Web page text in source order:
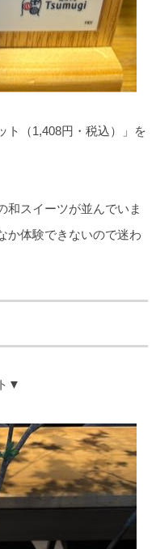
ト（1,408円・税込）」を
和スイーツが並んでいま
か体験できないので迷わ
▼